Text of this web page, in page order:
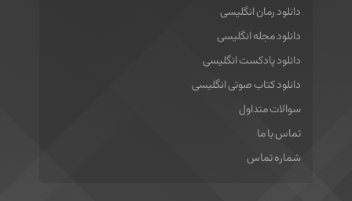
دانلود رمان انگلیسی
دانلود مجله انگلیسی
دانلود پادکست انگلیسی
دانلود کتاب صوتی انگلیسی
سوالات متداول
تماس با ما
شماره تماس